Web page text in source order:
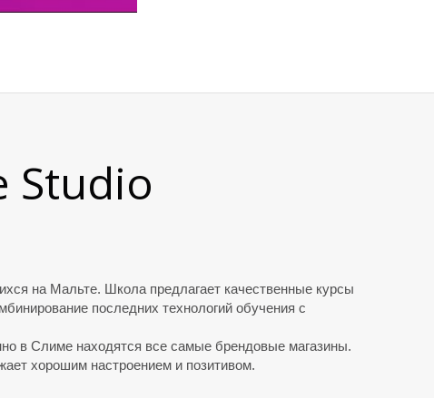
Studio
на Мальте. Школа предлагает качественные курсы
последних технологий обучения с
в Слиме находятся все самые брендовые магазины.
хорошим настроением и позитивом.